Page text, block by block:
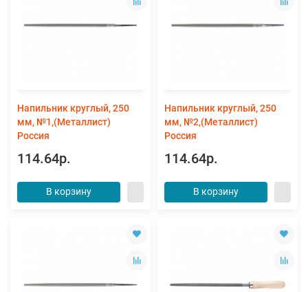
Напильник круглый, 250
мм, №1,(Металлист)
Россия
114.64р.
В корзину
Напильник круглый, 250
мм, №2,(Металлист)
Россия
114.64р.
В корзину